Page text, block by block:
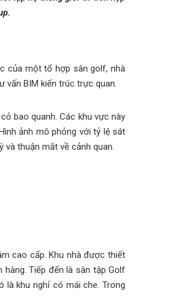
của một tổ hợp sân golf, nhà
vấn BIM kiến trúc trực quan.
bao quanh. Các khu vực này
ảnh mô phỏng với tỷ lệ sát
thuận mắt về cảnh quan.
cao cấp. Khu nhà được thiết
Tiếp đến là sân tập Golf
là khu nghỉ có mái che. Trong